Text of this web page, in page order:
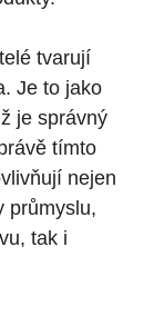
tvarují
Je to jako
je správný
tímto
nejen
průmyslu,
tak i